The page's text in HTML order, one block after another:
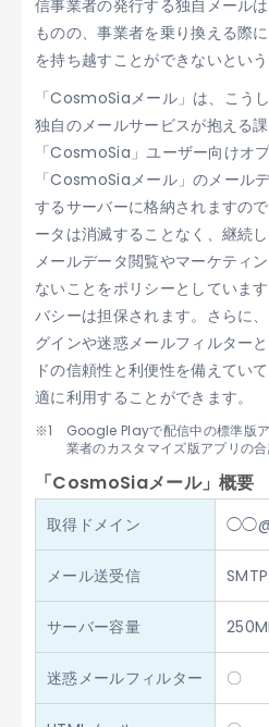
信事業者の発行する独自メール
ものの、事業者を乗り換える際
を持ち越すことができないとい
「CosmoSiaメール」は、こう
独自のメールサービスが抱える
「CosmoSia」ユーザー向けオ
「CosmoSiaメール」のメール
するサーバーに格納されますの
ータは消滅することなく、継続
メールデータ閲覧やマーケティ
ないことをポリシーとしていま
バシーは担保されます。さらに
グインや迷惑メールフィルター
ドの信頼性と利便性を備えてい
適に利用することができます。
Google Playで配信中の標準版
業者のカスタマイズ版アプリの合
「CosmoSiaメール」概要
取得ドメイン
メール送受信
サーバー容量
迷惑メールフィルター 〇